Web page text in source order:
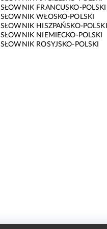
SŁOWNIK FRANCUSKO-POLSKI
SŁOWNIK WŁOSKO-POLSKI
SŁOWNIK HISZPAŃSKO-POLSKI
SŁOWNIK NIEMIECKO-POLSKI
SŁOWNIK ROSYJSKO-POLSKI